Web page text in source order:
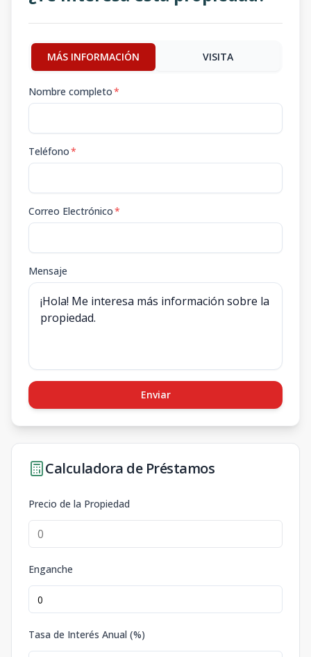
MÁS INFORMACIÓN VISITA
Nombre completo*
Teléfono*
Correo Electrónico*
Mensaje
Enviar
Calculadora de Préstamos
Precio de la Propiedad
Enganche
Tasa de Interés Anual (%)